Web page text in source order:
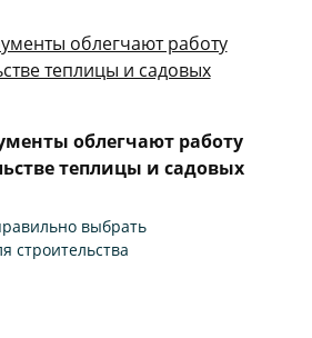
облегчают работу
теплицы и садовых
выбрать
строительства